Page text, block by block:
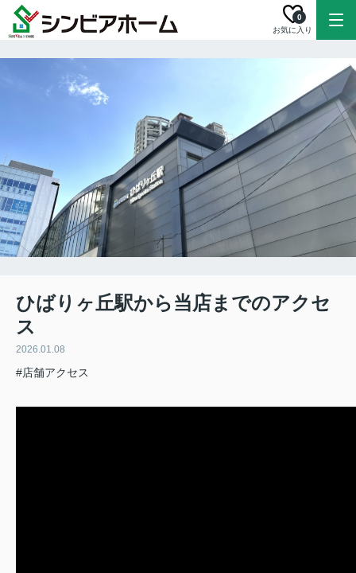
お気に入り
0
ひばりヶ丘駅から当店までのアクセ
ス
2026.01.08
#店舗アクセス